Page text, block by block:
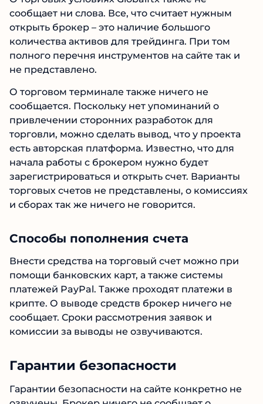
сообщает ни слова. Все, что считает нужным
открыть брокер – это наличие большого
количества активов для трейдинга. При том
полного перечня инструментов на сайте так и
не представлено.
О торговом терминале также ничего не
сообщается. Поскольку нет упоминаний о
привлечении сторонних разработок для
торговли, можно сделать вывод, что у проекта
есть авторская платформа. Известно, что для
начала работы с брокером нужно будет
зарегистрироваться и открыть счет. Варианты
торговых счетов не представлены, о
комиссиях и сборах так же ничего не
говорится.
Способы пополнения счета
Внести средства на торговый счет можно при
помощи банковских карт, а также системы
платежей PayPal. Также проходят платежи в
крипте. О выводе средств брокер ничего не
сообщает. Сроки рассмотрения заявок и
комиссии за выводы не озвучиваются.
Гарантии безопасности
Гарантии безопасности на сайте конкретно не